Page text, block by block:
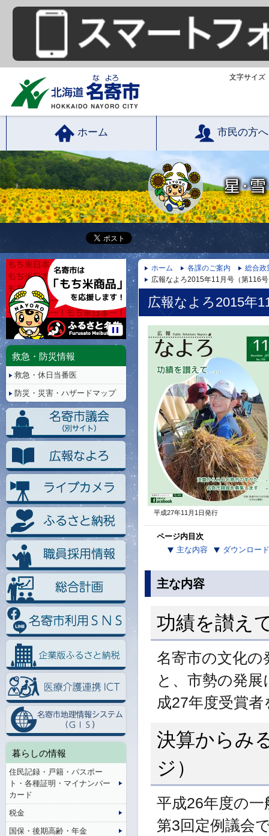
文字サイズ
ホーム 市民の方へ
ホーム 各課のご案内
総合政
広報なよろ2015年11月号（第116
広報なよろ2015年
平成27年11月1日発行
ページ内目次
主な内容
ダウンロード
主な内容
功績を讃え
名寄市の文化の
と、市勢の発
成27年度受賞
決算からみ
ジ）
平成26年度の
第3回定例議会
停
救急・防災情報
救急・休日当番医
防災・災害・ハザードマップ
暮らしの情報
住民記録・戸籍・パスポー
ト・各種証明・マイナンバー
カード
税金
国保・後期高齢・年金